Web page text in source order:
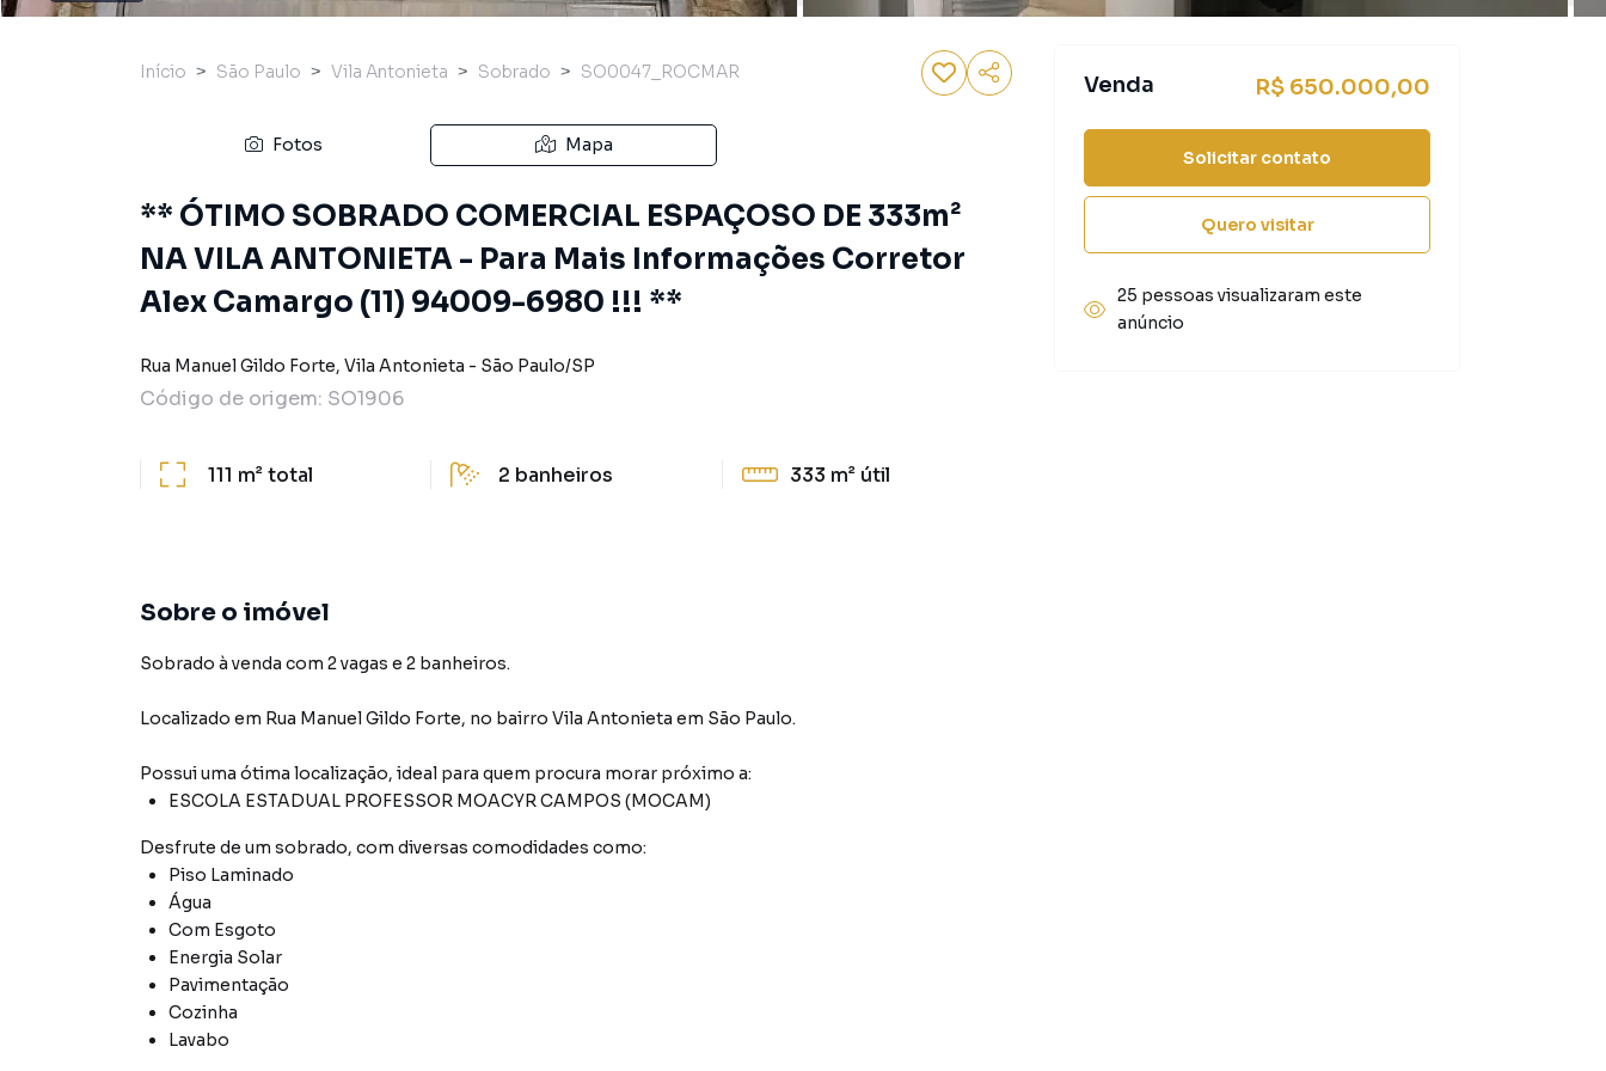
Início São Paulo Vila Antonieta Sobrado SO0047_ROCMAR
Fotos Mapa
** ÓTIMO SOBRADO COMERCIAL ESPAÇOSO DE 333m²
NA VILA ANTONIETA - Para Mais Informações Corretor
Alex Camargo (11) 94009-6980 !!! **
Rua Manuel Gildo Forte, Vila Antonieta - São Paulo/SP
Código de origem: SO1906
111 m²total 2 banheiros 333 m² útil
Sobre o imóvel
Sobrado à venda com 2 vagas e 2 banheiros.
Localizado em Rua Manuel Gildo Forte, no bairro Vila Antonieta em São Paulo.
Possui uma ótima localização, ideal para quem procura morar próximo a:
ESCOLA ESTADUAL PROFESSOR MOACYR CAMPOS (MOCAM)
Desfrute de um sobrado, com diversas comodidades como:
Piso Laminado
Água
Com Esgoto
Energia Solar
Pavimentação
Cozinha
Lavabo
Venda R$ 650.000,00
Solicitar contato
Quero visitar
25 pessoas visualizaram este
anúncio